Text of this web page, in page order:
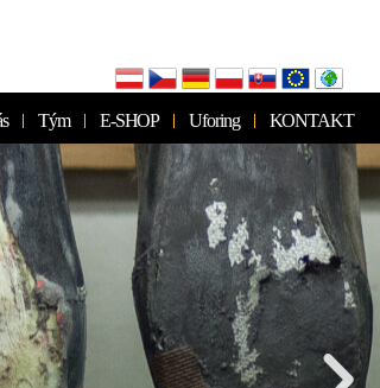
Tým E-SHOP Uforing KONTAKT